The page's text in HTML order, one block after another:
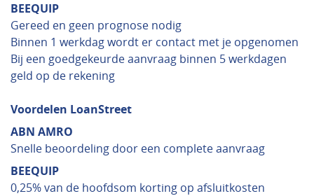
BEEQUIP
Gereed en geen prognose nodig
Binnen 1 werkdag wordt er contact met je opgenomen
Bij een goedgekeurde aanvraag binnen 5 werkdagen
geld op de rekening
Voordelen LoanStreet
ABN AMRO
Snelle beoordeling door een complete aanvraag
BEEQUIP
0,25% van de hoofdsom korting op afsluitkosten